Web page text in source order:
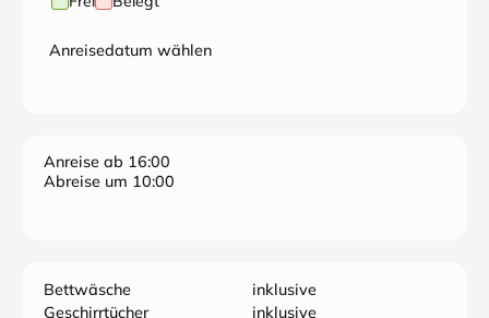
Anreisedatum wählen
Anreise ab 16:00
Abreise um 10:00
Bettwäsche
inklusive
Geschirrtücher
inklusive